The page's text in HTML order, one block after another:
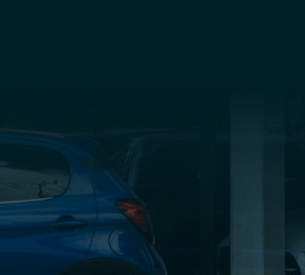
Aanbod
Diensten
Over ons
Verkocht